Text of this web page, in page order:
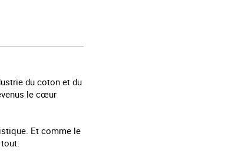
du coton et du
le cœur
Et comme le